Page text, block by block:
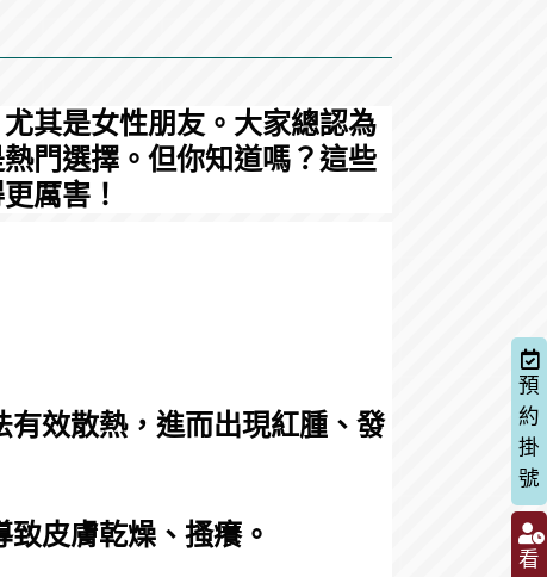
預
約
掛
號
看
其是女性朋友。大家總認為
門選擇。但你知道嗎？這些
厲害！
效散熱，進而出現紅腫、發
皮膚乾燥、搔癢。